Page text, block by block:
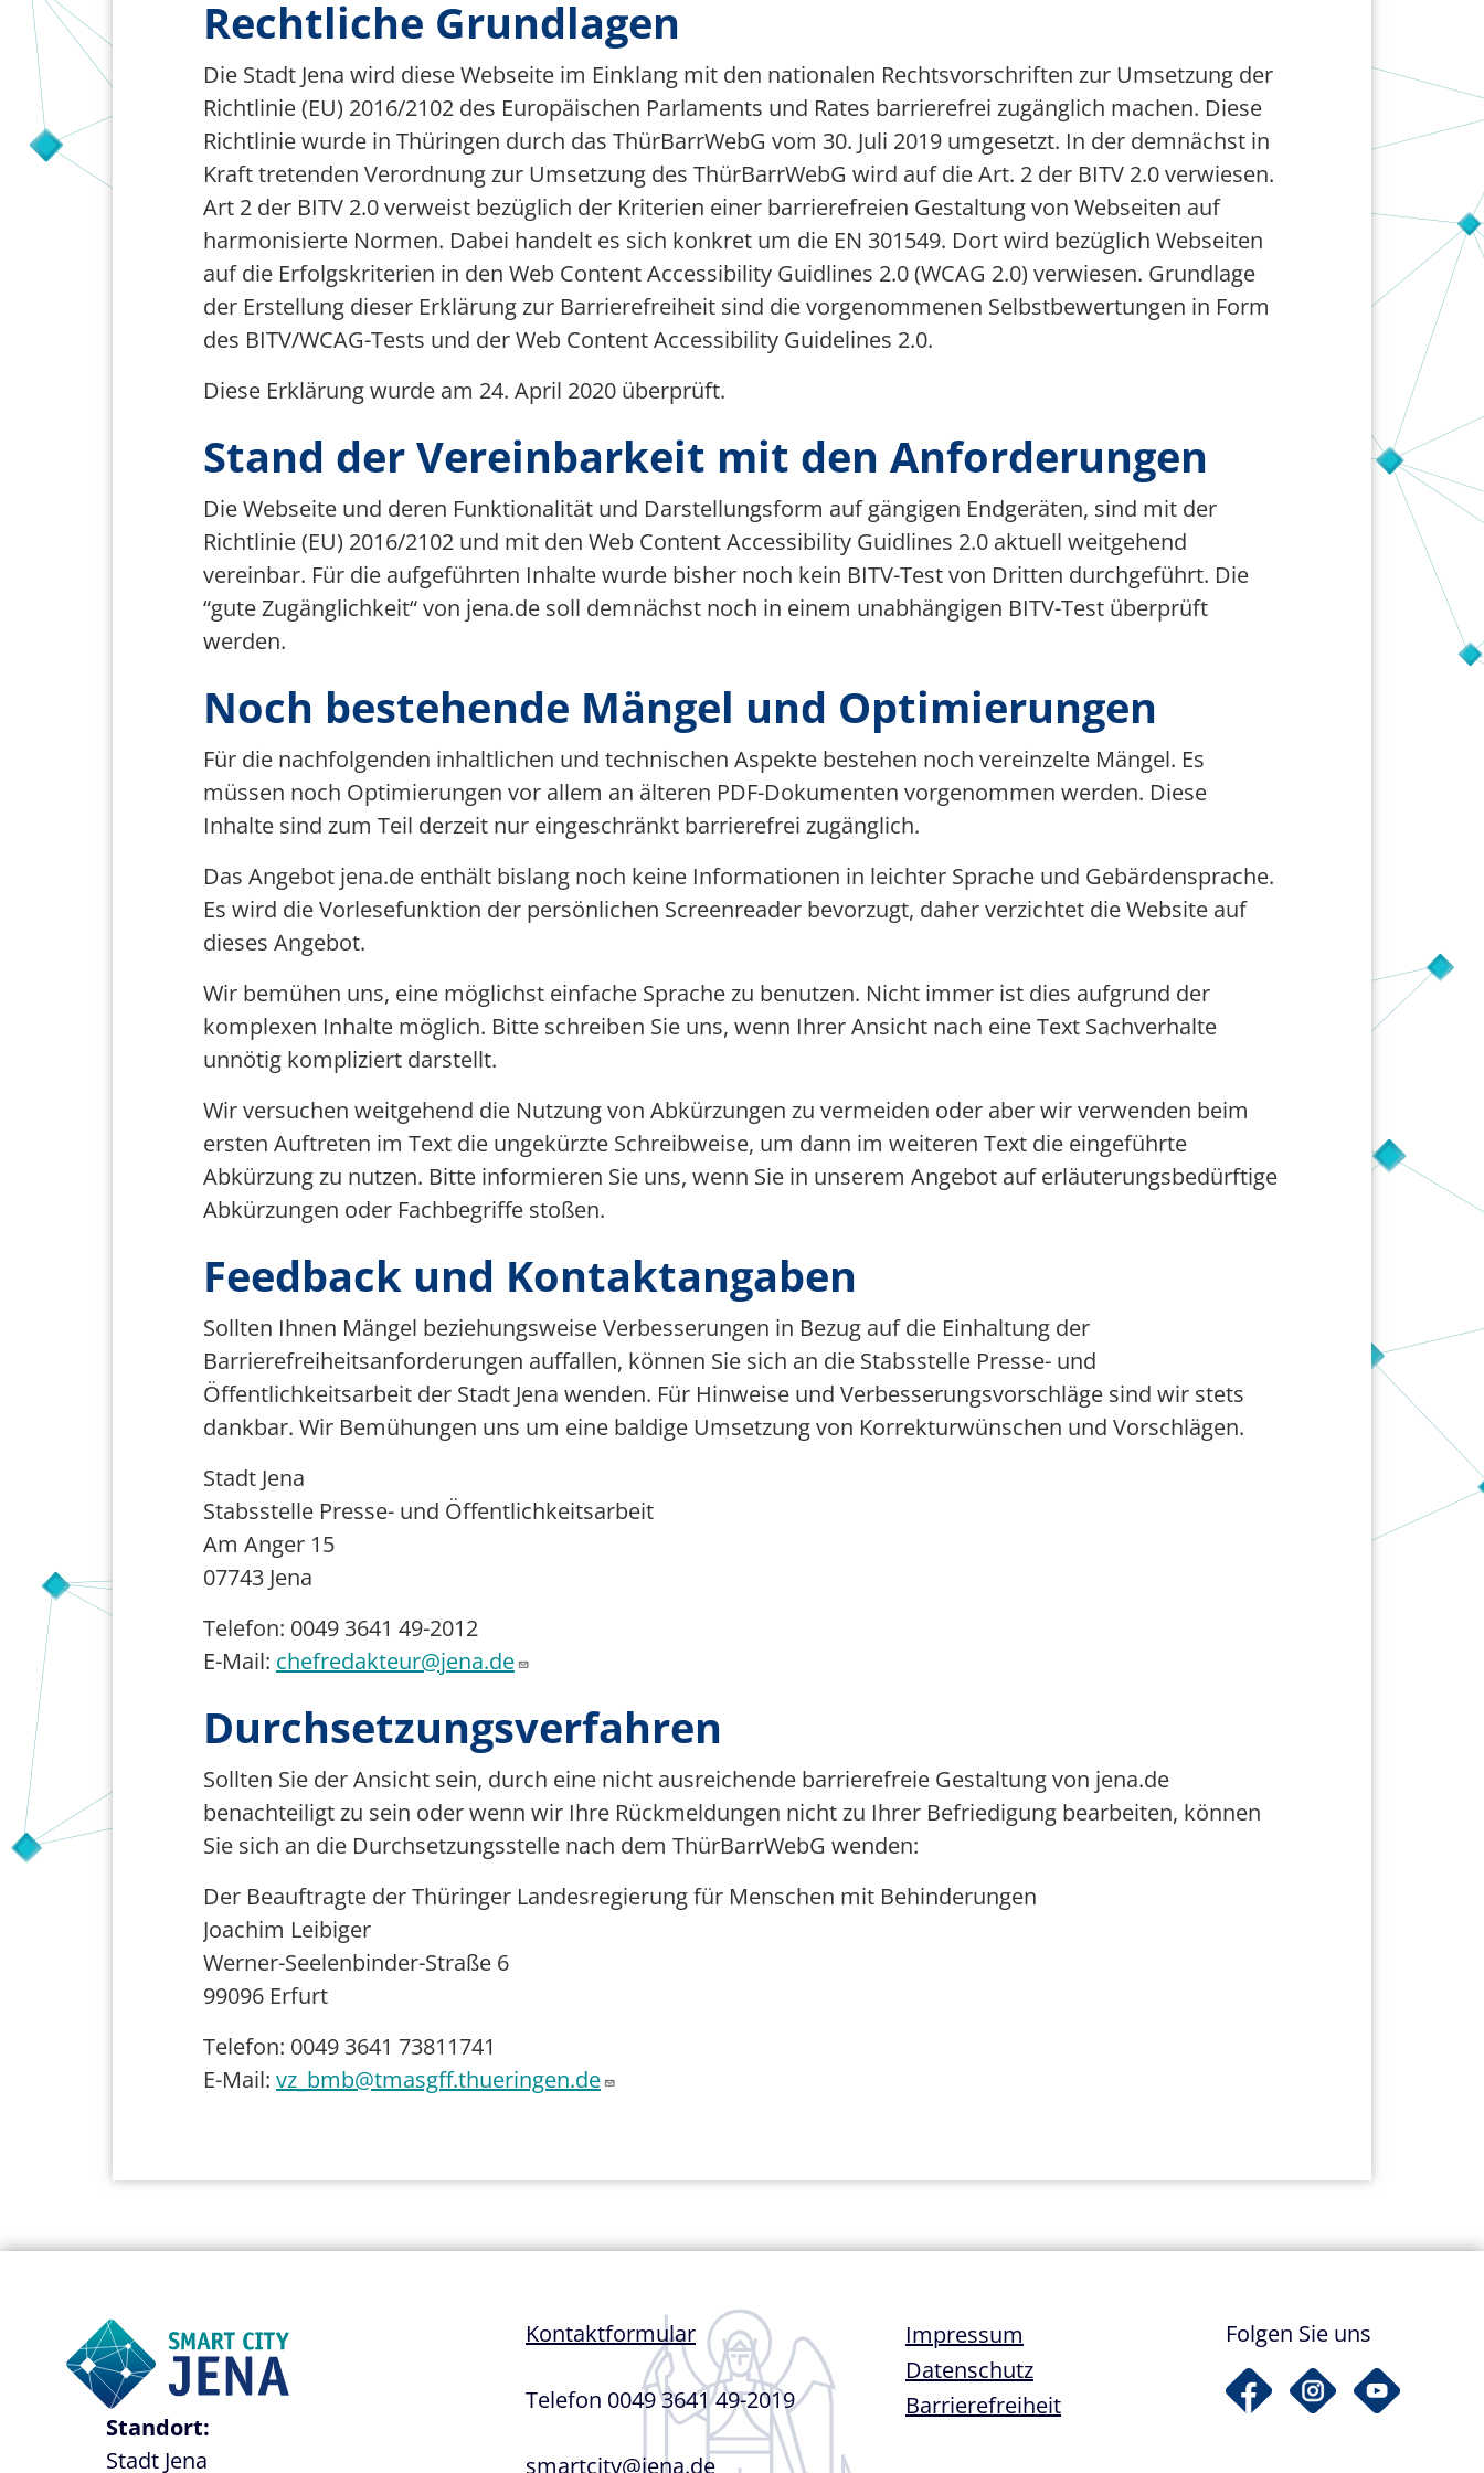
Team Smart City
Förderer
Multimedia
Team 5G Verkehrsvernetzung
Förderer & Partner
Rechtliche Grundlagen
Die Stadt Jena wird diese Webseite im Einklang mit den nationalen Rechtsvorschriften zur Umsetzung der
Richtlinie (EU) 2016/2102 des Europäischen Parlaments und Rates barrierefrei zugänglich machen. Diese
Richtlinie wurde in Thüringen durch das ThürBarrWebG vom 30. Juli 2019 umgesetzt. In der demnächst in
Kraft tretenden Verordnung zur Umsetzung des ThürBarrWebG wird auf die Art. 2 der BITV 2.0 verwiesen.
Art 2 der BITV 2.0 verweist bezüglich der Kriterien einer barrierefreien Gestaltung von Webseiten auf
harmonisierte Normen. Dabei handelt es sich konkret um die EN 301549. Dort wird bezüglich Webseiten
auf die Erfolgskriterien in den Web Content Accessibility Guidlines 2.0 (WCAG 2.0) verwiesen. Grundlage
der Erstellung dieser Erklärung zur Barrierefreiheit sind die vorgenommenen Selbstbewertungen in Form
des BITV/WCAG-Tests und der Web Content Accessibility Guidelines 2.0.
Diese Erklärung wurde am 24. April 2020 überprüft.
Stand der Vereinbarkeit mit den Anforderungen
Die Webseite und deren Funktionalität und Darstellungsform auf gängigen Endgeräten, sind mit der
Richtlinie (EU) 2016/2102 und mit den Web Content Accessibility Guidlines 2.0 aktuell weitgehend
vereinbar. Für die aufgeführten Inhalte wurde bisher noch kein BITV-Test von Dritten durchgeführt. Die
“gute Zugänglichkeit“ von jena.de soll demnächst noch in einem unabhängigen BITV-Test überprüft
werden.
Noch bestehende Mängel und Optimierungen
Für die nachfolgenden inhaltlichen und technischen Aspekte bestehen noch vereinzelte Mängel. Es
müssen noch Optimierungen vor allem an älteren PDF-Dokumenten vorgenommen werden. Diese
Inhalte sind zum Teil derzeit nur eingeschränkt barrierefrei zugänglich.
Das Angebot jena.de enthält bislang noch keine Informationen in leichter Sprache und Gebärdensprache.
Es wird die Vorlesefunktion der persönlichen Screenreader bevorzugt, daher verzichtet die Website auf
dieses Angebot.
Wir bemühen uns, eine möglichst einfache Sprache zu benutzen. Nicht immer ist dies aufgrund der
komplexen Inhalte möglich. Bitte schreiben Sie uns, wenn Ihrer Ansicht nach eine Text Sachverhalte
unnötig kompliziert darstellt.
Wir versuchen weitgehend die Nutzung von Abkürzungen zu vermeiden oder aber wir verwenden beim
ersten Auftreten im Text die ungekürzte Schreibweise, um dann im weiteren Text die eingeführte
Abkürzung zu nutzen. Bitte informieren Sie uns, wenn Sie in unserem Angebot auf erläuterungsbedürftige
Abkürzungen oder Fachbegriffe stoßen.
Feedback und Kontaktangaben
Sollten Ihnen Mängel beziehungsweise Verbesserungen in Bezug auf die Einhaltung der
Barrierefreiheitsanforderungen auffallen, können Sie sich an die Stabsstelle Presse- und
Öffentlichkeitsarbeit der Stadt Jena wenden. Für Hinweise und Verbesserungsvorschläge sind wir stets
dankbar. Wir Bemühungen uns um eine baldige Umsetzung von Korrekturwünschen und Vorschlägen.
Stadt Jena
Stabsstelle Presse- und Öffentlichkeitsarbeit
Am Anger 15
07743 Jena
Telefon: 0049 3641 49-2012
E-Mail: chefredakteur@jena.de
Durchsetzungsverfahren
Sollten Sie der Ansicht sein, durch eine nicht ausreichende barrierefreie Gestaltung von jena.de
benachteiligt zu sein oder wenn wir Ihre Rückmeldungen nicht zu Ihrer Befriedigung bearbeiten, können
Sie sich an die Durchsetzungsstelle nach dem ThürBarrWebG wenden:
Der Beauftragte der Thüringer Landesregierung für Menschen mit Behinderungen
Joachim Leibiger
Werner-Seelenbinder-Straße 6
99096 Erfurt
Telefon: 0049 3641 73811741
E-Mail: vz_bmb@tmasgff.thueringen.de
Standort:
Stadt Jena
Kontaktformular
Telefon 0049 3641 49-2019
smartcity@jena.de
Fußzeile
Impressum
Datenschutz
Barrierefreiheit
Folgen Sie uns